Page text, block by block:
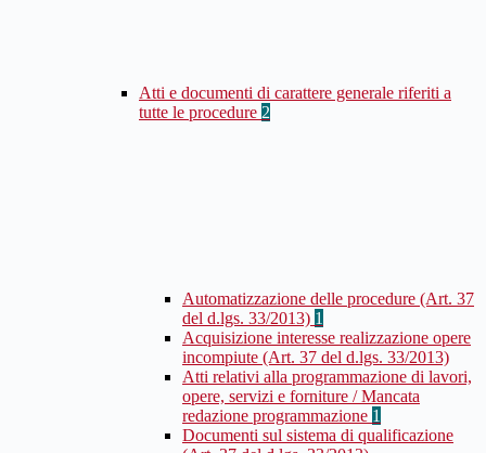
Atti e documenti di carattere generale riferiti a
tutte le procedure 2
Automatizzazione delle procedure (Art. 37
del d.lgs. 33/2013) 1
Acquisizione interesse realizzazione opere
incompiute (Art. 37 del d.lgs. 33/2013)
Atti relativi alla programmazione di lavori,
opere, servizi e forniture / Mancata
redazione programmazione 1
Documenti sul sistema di qualificazione